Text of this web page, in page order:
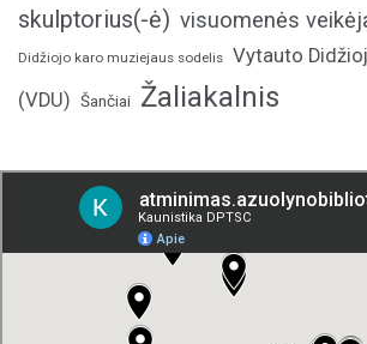
skulptorius(-ė) visuomenės
Didžiojo karo muziejaus sodelis Vytauto
(VDU) Šančiai Žaliakalnis